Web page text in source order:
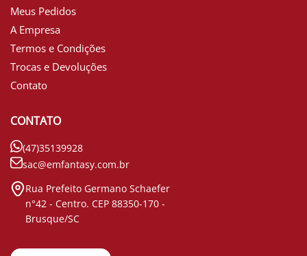
Meus Pedidos
A Empresa
Termos e Condições
Trocas e Devoluções
Contato
CONTATO
(47)35139928
sac@emfantasy.com.br
Rua Prefeito Germano Schaefer
n°42 - Centro. CEP 88350-170 -
Brusque/SC